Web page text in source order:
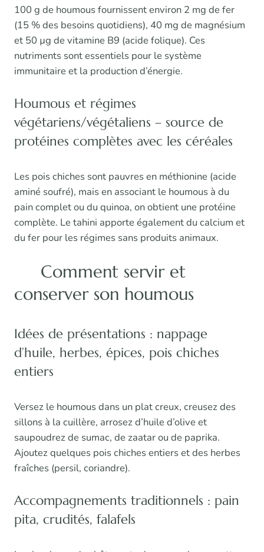
100 g de houmous fournissent environ 2 mg de fer
(15 % des besoins quotidiens), 40 mg de magnésium
et 50 µg de vitamine B9 (acide folique). Ces
nutriments sont essentiels pour le système
immunitaire et la production d’énergie.
Houmous et régimes
végétariens/végétaliens – source de
protéines complètes avec les céréales
Les pois chiches sont pauvres en méthionine (acide
aminé soufré), mais en associant le houmous à du
pain complet ou du quinoa, on obtient une protéine
complète. Le tahini apporte également du calcium et
du fer pour les régimes sans produits animaux.
Comment servir et
conserver son houmous
Idées de présentations : nappage
d’huile, herbes, épices, pois chiches
entiers
Versez le houmous dans un plat creux, creusez des
sillons à la cuillère, arrosez d’huile d’olive et
saupoudrez de sumac, de zaatar ou de paprika.
Ajoutez quelques pois chiches entiers et des herbes
fraîches (persil, coriandre).
Accompagnements traditionnels : pain
pita, crudités, falafels